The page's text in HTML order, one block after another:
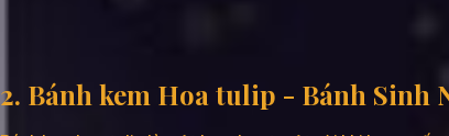
2. Bánh kem Hoa tulip - Bánh Sinh